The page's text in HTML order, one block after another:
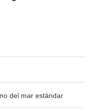
del mar estándar